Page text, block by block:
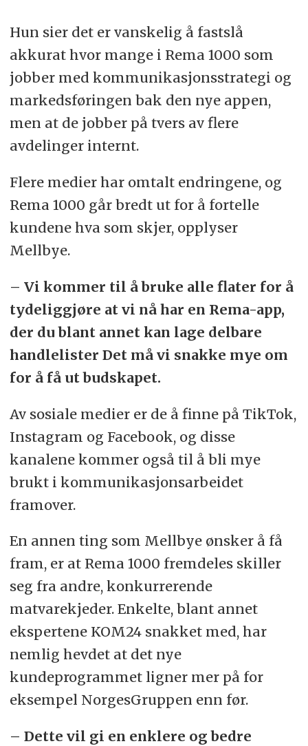
Hun sier det er vanskelig å fastslå
akkurat hvor mange i Rema 1000 som
jobber med kommunikasjonsstrategi og
markedsføringen bak den nye appen,
men at de jobber på tvers av flere
avdelinger internt.
Flere medier har omtalt endringene, og
Rema 1000 går bredt ut for å fortelle
kundene hva som skjer, opplyser
Mellbye.
– Vi kommer til å bruke alle flater for å
tydeliggjøre at vi nå har en Rema-app,
der du blant annet kan lage delbare
handlelister Det må vi snakke mye om
for å få ut budskapet.
Av sosiale medier er de å finne på TikTok,
Instagram og Facebook, og disse
kanalene kommer også til å bli mye
brukt i kommunikasjonsarbeidet
framover.
En annen ting som Mellbye ønsker å få
fram, er at Rema 1000 fremdeles skiller
seg fra andre, konkurrerende
matvarekjeder. Enkelte, blant annet
ekspertene KOM24 snakket med, har
nemlig hevdet at det nye
kundeprogrammet ligner mer på for
eksempel NorgesGruppen enn før.
– Dette vil gi en enklere og bedre